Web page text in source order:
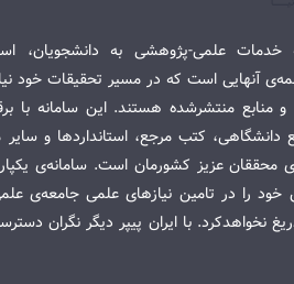
خدمات علمی-پژوهشی به دانشجویان،
آنهایی است که در مسیر تحقیقات خود
منتشرشده هستند. این سامانه با
کتب مرجع، استانداردها و سایر
محققان عزیز کشورمان است. سامانه‌ی
خود را در تامین نیازهای علمی جامعه‌ی
نخواهدکرد. با ایران پیپر دیگر نگران